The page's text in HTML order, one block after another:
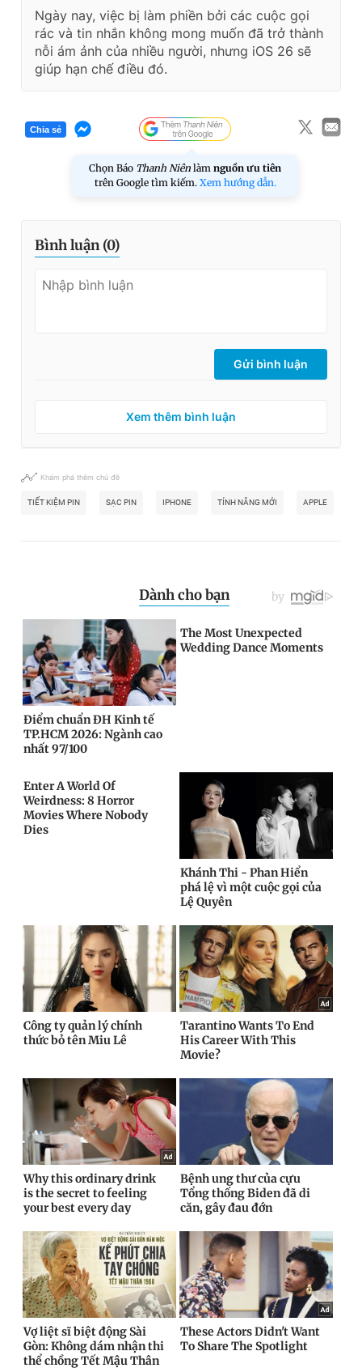
Ngày nay, việc bị làm phiền bởi các cuộc gọi
rác và tin nhắn không mong muốn đã trở thành
nỗi ám ảnh của nhiều người, nhưng iOS 26 sẽ
giúp hạn chế điều đó.
Chia sẻ
Chọn Báo Thanh Niên làm nguồn ưu tiên
trên Google tìm kiếm. Xem hướng dẫn.
Bình luận (0)
Gửi bình luận
Xem thêm bình luận
Khám phá thêm chủ đề
TIẾT KIỆM PIN SẠC PIN IPHONE TÍNH NĂNG MỚI APPLE